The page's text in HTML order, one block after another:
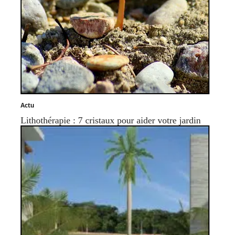
Actu
Lithothérapie : 7 cristaux pour aider votre jardin